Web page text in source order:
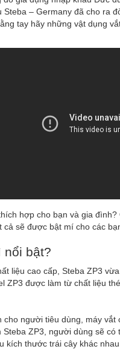
– Germany đã cho ra
tay hãy những vật dụng
hợp cho bạn và gia đình?
sẽ được bật mí cho các
nổi bật?
liệu cao cấp, Steba ZP3
ZP3 được làm từ chất liệu
người tiêu dùng, máy
ZP3, người dùng sẽ
kích thước trái cây khác nhau.